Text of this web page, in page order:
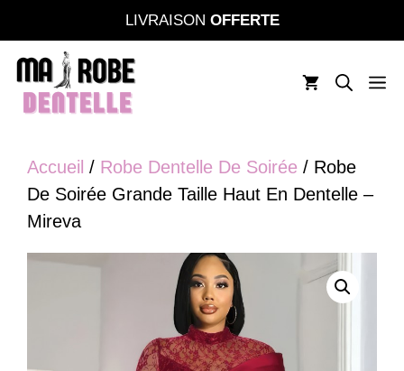
au
contenu
LIVRAISON OFFERTE
Accueil / Robe Dentelle De Soirée / Robe
De Soirée Grande Taille Haut En Dentelle –
Mireva